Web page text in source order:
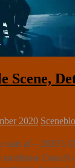
Scene,
2020
start af – 2020’s
ambitiøse